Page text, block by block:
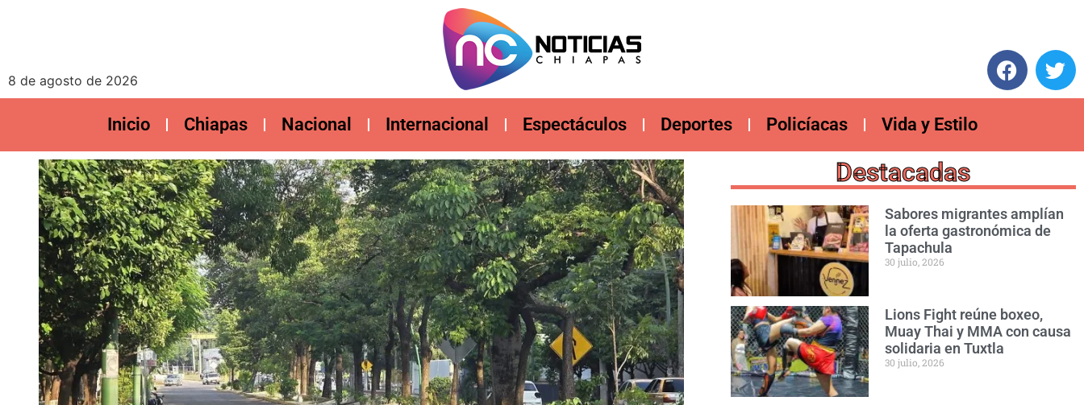
8 de agosto de 2026
Inicio Chiapas Nacional Internacional Espectáculos Deportes Policíacas Vida y Estilo
Destacadas
Sabores migrantes amplían
la oferta gastronómica de
Tapachula
30 julio, 2026
Lions Fight reúne boxeo,
Muay Thai y MMA con causa
solidaria en Tuxtla
30 julio, 2026